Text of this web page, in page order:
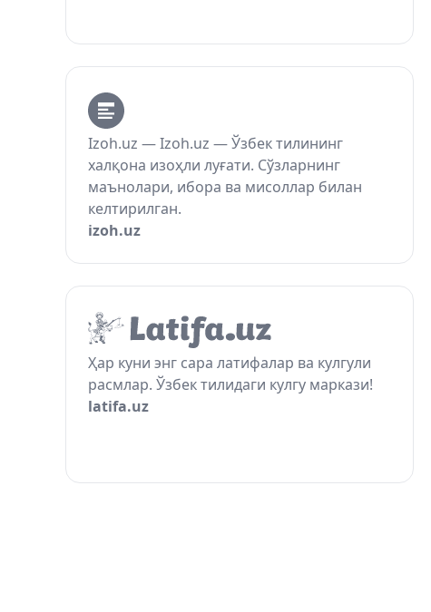
Izoh.uz — Izoh.uz — Ўзбек тилининг
халқона изоҳли луғати. Сўзларнинг
маънолари, ибора ва мисоллар билан
келтирилган.
izoh.uz
Ҳар куни энг сара латифалар ва кулгули
расмлар. Ўзбек тилидаги кулгу маркази!
latifa.uz